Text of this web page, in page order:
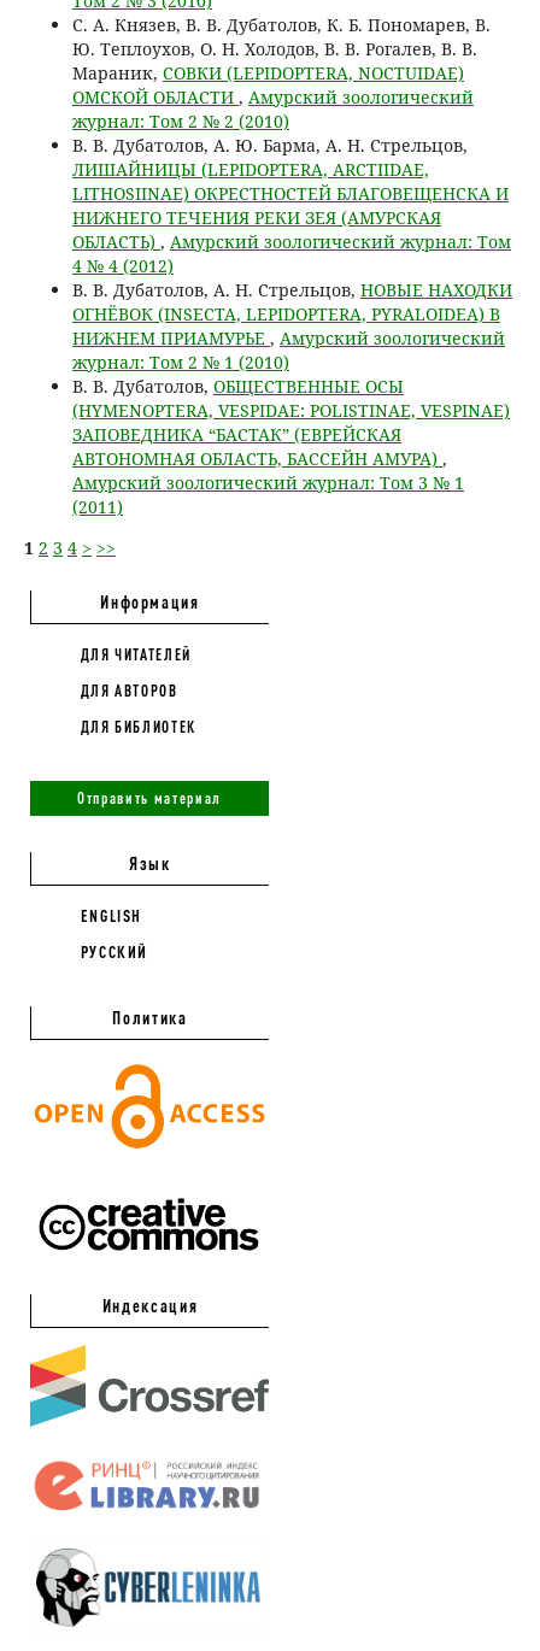
С. А. Князев, В. В. Дубатолов, К. Б. Пономарев, В.
Ю. Теплоухов, О. Н. Холодов, В. В. Рогалев, В. В.
Мараник, СОВКИ (LEPIDOPTERA, NOCTUIDAE)
ОМСКОЙ ОБЛАСТИ , Амурский зоологический
журнал: Том 2 № 2 (2010)
В. В. Дубатолов, А. Ю. Барма, А. Н. Стрельцов,
ЛИШАЙНИЦЫ (LEPIDOPTERA, ARCTIIDAE,
LITHOSIINAE) ОКРЕСТНОСТЕЙ БЛАГОВЕЩЕНСКА И
НИЖНЕГО ТЕЧЕНИЯ РЕКИ ЗЕЯ (АМУРСКАЯ
ОБЛАСТЬ) , Амурский зоологический журнал: Том
4 № 4 (2012)
В. В. Дубатолов, А. Н. Стрельцов, НОВЫЕ НАХОДКИ
ОГНЁВОК (INSECTA, LEPIDOPTERA, PYRALOIDEA) В
НИЖНЕМ ПРИАМУРЬЕ , Амурский зоологический
журнал: Том 2 № 1 (2010)
В. В. Дубатолов, ОБЩЕСТВЕННЫЕ ОСЫ
(HYMENOPTERA, VESPIDAE: POLISTINAE, VESPINAE)
ЗАПОВЕДНИКА “БАСТАК” (ЕВРЕЙСКАЯ
АВТОНОМНАЯ ОБЛАСТЬ, БАССЕЙН АМУРА) ,
Амурский зоологический журнал: Том 3 № 1
(2011)
1 2 3 4 > >>
Информация
ДЛЯ ЧИТАТЕЛЕЙ
ДЛЯ АВТОРОВ
ДЛЯ БИБЛИОТЕК
Отправить материал
Язык
ENGLISH
РУССКИЙ
Политика
Индексация